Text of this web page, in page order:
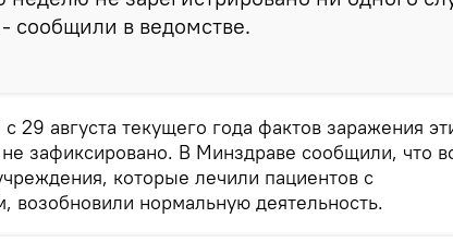
- сообщили в ведомстве.
29 августа текущего года фактов заражения
зафиксировано. В Минздраве сообщили, что
которые лечили пациентов с
возобновили нормальную деятельность.